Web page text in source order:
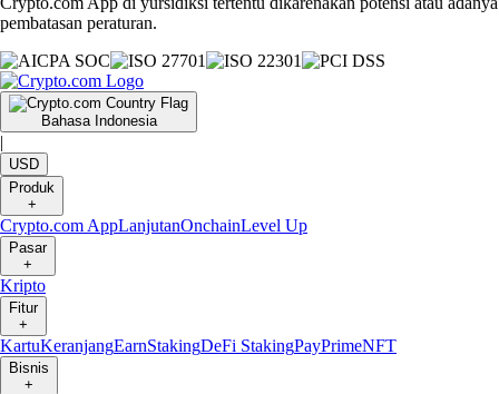
pembatasan peraturan.
Bahasa Indonesia
|
USD
Produk
+
Crypto.com AppLanjutanOnchainLevel Up
Pasar
+
Kripto
Fitur
+
KartuKeranjangEarnStakingDeFi StakingPayPrimeNFT
Bisnis
+